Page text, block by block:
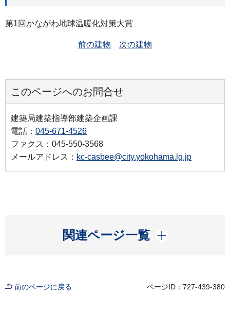
第1回かながわ地球温暖化対策大賞
前の建物 次の建物
このページへのお問合せ
建築局建築指導部建築企画課
電話： 045-671-4526
ファクス：045-550-3568
メールアドレス： kc-casbee@city.yokohama.lg.jp
関連ページ一覧
開く
前のページに戻る ページID：727-439-380